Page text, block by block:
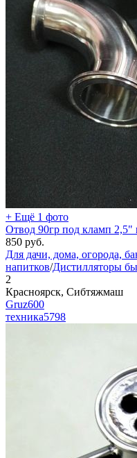
+ Ещё 1 фото
Отвод 90гр под кламп 2,5"
850 руб.
Для дачи, дома, огорода,
напитков/Дистилляторы
2
Красноярск, Сибтяжмаш
Gruz600
техника5798